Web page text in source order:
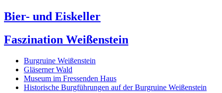
Bier- und Eiskeller
Faszination Weißenstein
Burgruine Weißenstein
Gläserner Wald
Museum im Fressenden Haus
Historische Burgführungen auf der Burgruine Weißenstein